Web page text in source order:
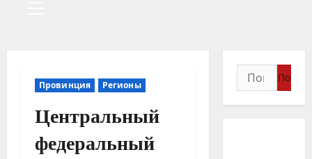
Провинция Регионы
Центральный
федеральный
Найти: